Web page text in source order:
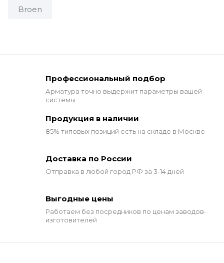
Broen
Профессиональный подбор
Арматура точно выдержит параметры вашей
системы
Продукция в наличии
85% типовых позиций есть на складе в Москве
Доставка по России
Отправка в любой город РФ за 3-14 дней
Выгодные цены
Работаем без посредников по ценам заводов-
изготовителей